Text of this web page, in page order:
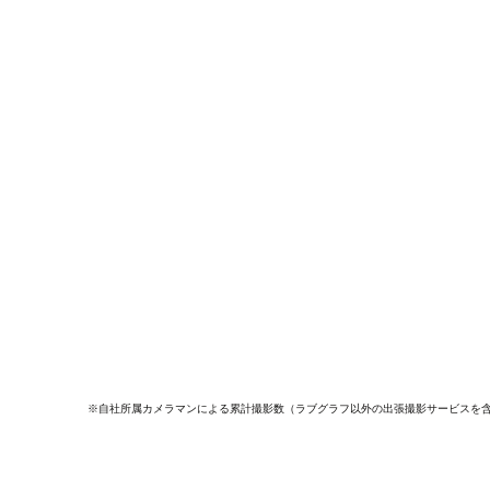
※自社所属カメラマンによる累計撮影数（ラブグラフ以外の出張撮影サービスを